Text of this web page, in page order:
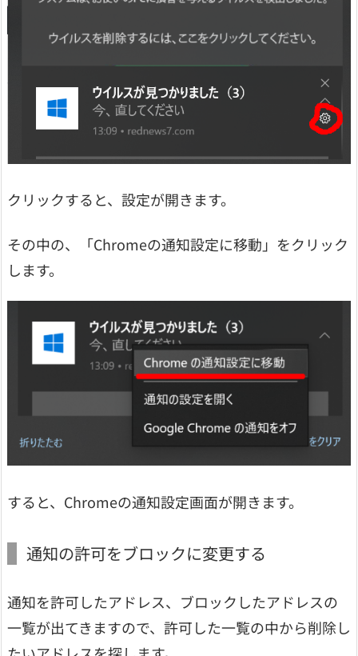
クリックすると、設定が開きます。
その中の、「Chromeの通知設定に移動」をクリック
します。
すると、Chromeの通知設定画面が開きます。
通知の許可をブロックに変更する
通知を許可したアドレス、ブロックしたアドレスの
一覧が出てきますので、許可した一覧の中から削除し